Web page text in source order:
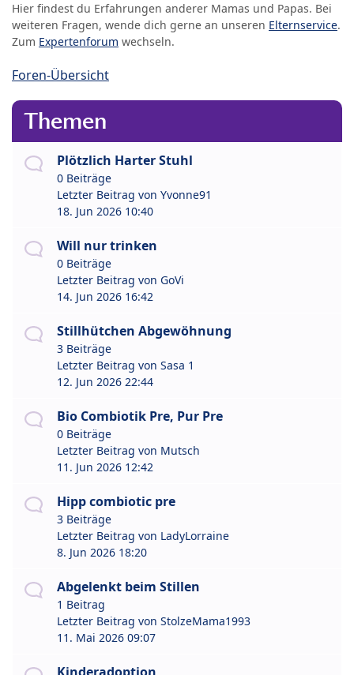
Hier findest du Erfahrungen anderer Mamas und Papas. Bei
weiteren Fragen, wende dich gerne an unseren Elternservice.
Zum Expertenforum wechseln.
Foren-Übersicht
Themen
Plötzlich Harter Stuhl
0 Beiträge
Letzter Beitrag von Yvonne91
18. Jun 2026 10:40
Will nur trinken
0 Beiträge
Letzter Beitrag von GoVi
14. Jun 2026 16:42
Stillhütchen Abgewöhnung
3 Beiträge
Letzter Beitrag von Sasa 1
12. Jun 2026 22:44
Bio Combiotik Pre, Pur Pre
0 Beiträge
Letzter Beitrag von Mutsch
11. Jun 2026 12:42
Hipp combiotic pre
3 Beiträge
Letzter Beitrag von LadyLorraine
8. Jun 2026 18:20
Abgelenkt beim Stillen
1 Beitrag
Letzter Beitrag von StolzeMama1993
11. Mai 2026 09:07